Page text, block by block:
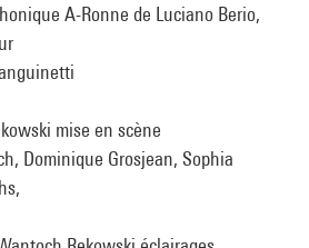
A-Ronne de Luciano Berio,
mise en scène
Dominique Grosjean, Sophia